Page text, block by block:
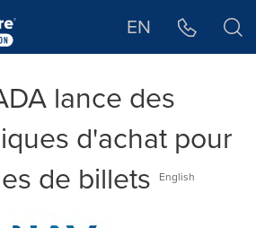
EN
lance des
d'achat pour
de billets
English